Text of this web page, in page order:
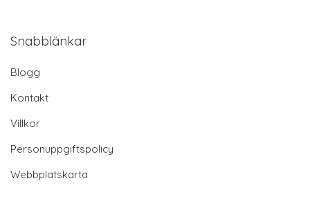
Snabblänkar
Blogg
Kontakt
Villkor
Personuppgiftspolicy
Webbplatskarta